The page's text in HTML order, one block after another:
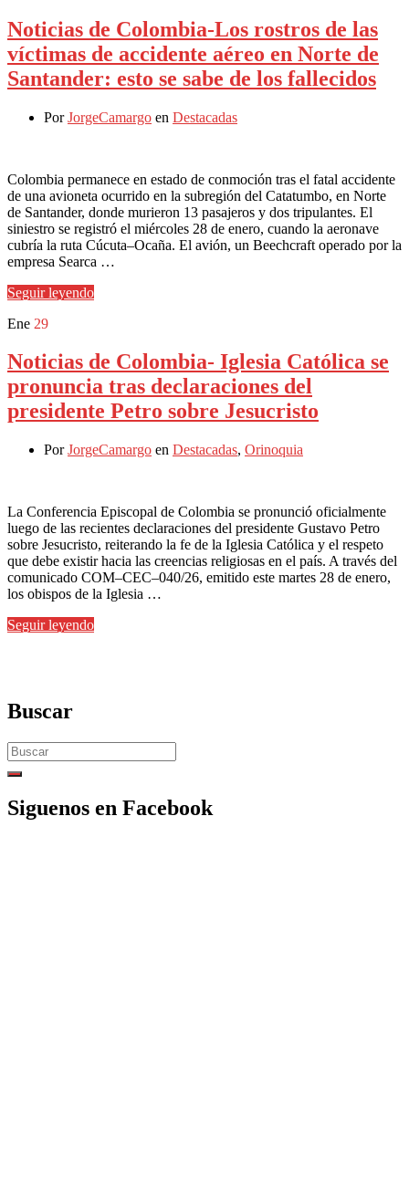
Noticias de Colombia-Los rostros de las
víctimas de accidente aéreo en Norte de
Santander: esto se sabe de los fallecidos
PorJorgeCamargo en Destacadas
Colombia permanece en estado de conmoción tras el fatal accidente
de una avioneta ocurrido en la subregión del Catatumbo, en Norte
de Santander, donde murieron 13 pasajeros y dos tripulantes. El
siniestro se registró el miércoles 28 de enero, cuando la aeronave
cubría la ruta Cúcuta–Ocaña. El avión, un Beechcraft operado por la
empresa Searca …
Seguir leyendo
Ene 29
Noticias de Colombia- Iglesia Católica se
pronuncia tras declaraciones del
presidente Petro sobre Jesucristo
PorJorgeCamargo en Destacadas, Orinoquia
La Conferencia Episcopal de Colombia se pronunció oficialmente
luego de las recientes declaraciones del presidente Gustavo Petro
sobre Jesucristo, reiterando la fe de la Iglesia Católica y el respeto
que debe existir hacia las creencias religiosas en el país. A través del
comunicado COM–CEC–040/26, emitido este martes 28 de enero,
los obispos de la Iglesia …
Seguir leyendo
Buscar
Search
for:
Siguenos en Facebook